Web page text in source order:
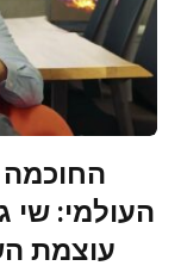
החוכמה
עוצמת